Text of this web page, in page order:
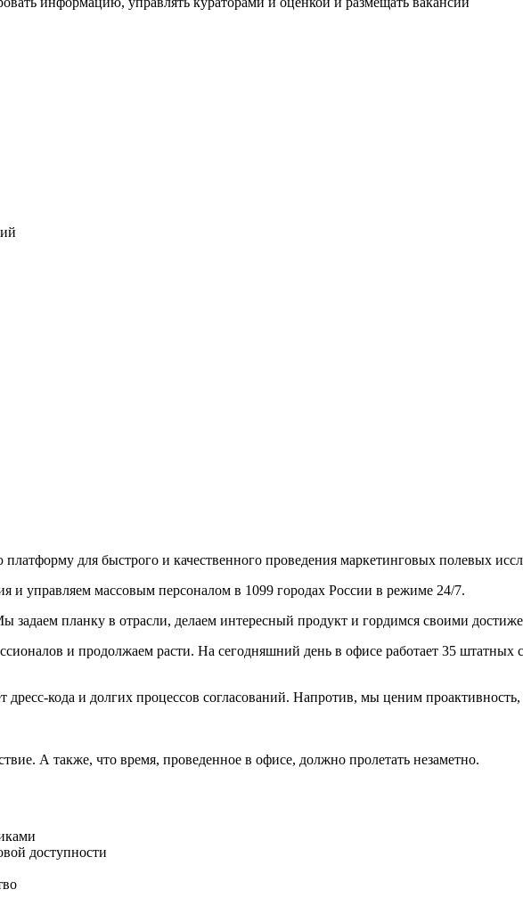
для быстрого и качественного проведения маркетинговых полевых
управляем массовым персоналом в 1099 городах России в режиме 24/7.
планку в отрасли, делаем интересный продукт и гордимся своими
и продолжаем расти. На сегодняшний день в офисе работает 35 штатных
кода и долгих процессов согласований. Напротив, мы ценим
А также, что время, проведенное в офисе, должно пролетать незаметно.
доступности